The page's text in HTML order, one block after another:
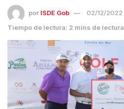
por ISDE Gob
02/12/2022
Tiempo de lectura: 2 mins de lectura